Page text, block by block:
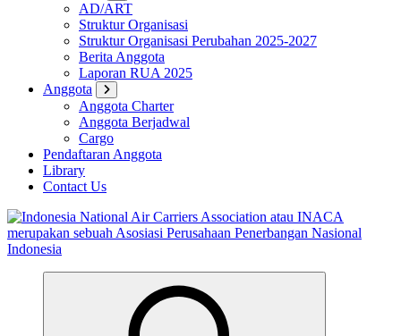
AD/ART
Struktur Organisasi
Struktur Organisasi Perubahan 2025-2027
Berita Anggota
Laporan RUA 2025
Anggota
Anggota Charter
Anggota Berjadwal
Cargo
Pendaftaran Anggota
Library
Contact Us